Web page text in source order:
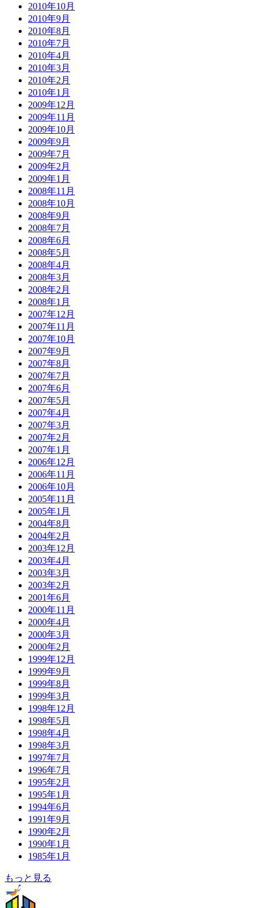
2010年10月
2010年9月
2010年8月
2010年7月
2010年4月
2010年3月
2010年2月
2010年1月
2009年12月
2009年11月
2009年10月
2009年9月
2009年7月
2009年2月
2009年1月
2008年11月
2008年10月
2008年9月
2008年7月
2008年6月
2008年5月
2008年4月
2008年3月
2008年2月
2008年1月
2007年12月
2007年11月
2007年10月
2007年9月
2007年8月
2007年7月
2007年6月
2007年5月
2007年4月
2007年3月
2007年2月
2007年1月
2006年12月
2006年11月
2006年10月
2005年11月
2005年1月
2004年8月
2004年2月
2003年12月
2003年4月
2003年3月
2003年2月
2001年6月
2000年11月
2000年4月
2000年3月
2000年2月
1999年12月
1999年9月
1999年8月
1999年3月
1998年12月
1998年5月
1998年4月
1998年3月
1997年7月
1996年7月
1995年2月
1995年1月
1994年6月
1991年9月
1990年2月
1990年1月
1985年1月
もっと見る